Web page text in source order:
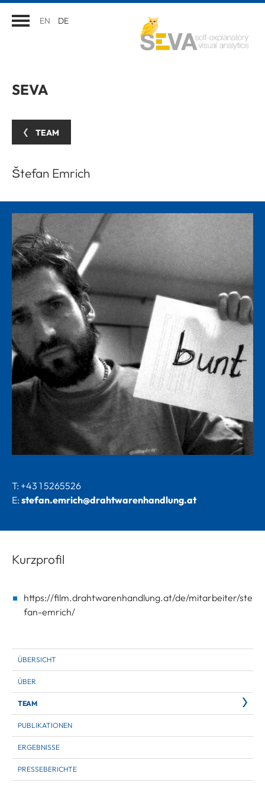
EN DE
SEVA
TEAM
Štefan Emrich
T: +43 1 5265526
E: stefan.emrich@drahtwarenhandlung.at
Kurzprofil
https://film.drahtwarenhandlung.at/de/mitarbeiter/ste
fan-emrich/
ÜBERSICHT
ÜBER
TEAM
PUBLIKATIONEN
ERGEBNISSE
PRESSEBERICHTE